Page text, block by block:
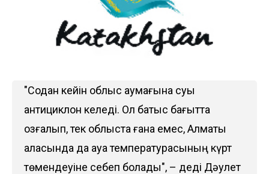
"Содан кейін облыс аумағына суық
антициклон келеді. Ол батыс бағытта
қозғалып, тек облыста ғана емес, Алматы
қаласында да ауа температурасының күрт
төмендеуіне себеп болады", – деді Дәулет